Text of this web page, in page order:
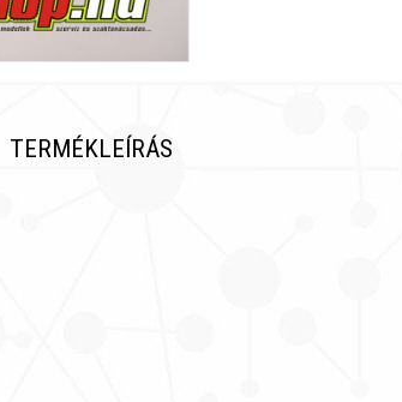
TERMÉKLEÍRÁS